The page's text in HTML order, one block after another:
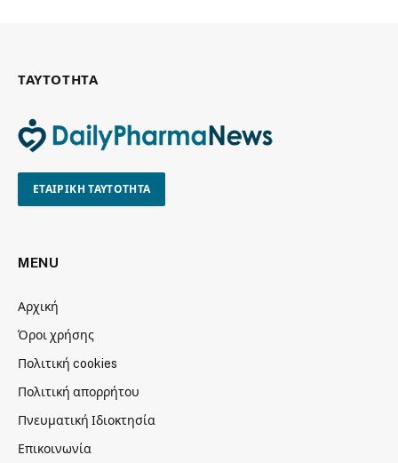
ΤΑΥΤΟΤΗΤΑ
ΕΤΑΙΡΙΚΗ ΤΑΥΤΟΤΗΤΑ
MENU
Αρχική
Όροι χρήσης
Πολιτική cookies
Πολιτική απορρήτου
Πνευματική Ιδιοκτησία
Επικοινωνία